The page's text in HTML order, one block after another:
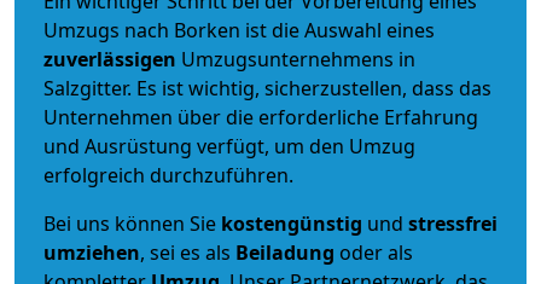
Umzugs nach Borken ist die Auswahl eines
zuverlässigen Umzugsunternehmens in
Salzgitter. Es ist wichtig, sicherzustellen, dass das
Unternehmen über die erforderliche Erfahrung
und Ausrüstung verfügt, um den Umzug
erfolgreich durchzuführen.
Bei uns können Sie kostengünstig und stressfrei
umziehen, sei es als Beiladung oder als